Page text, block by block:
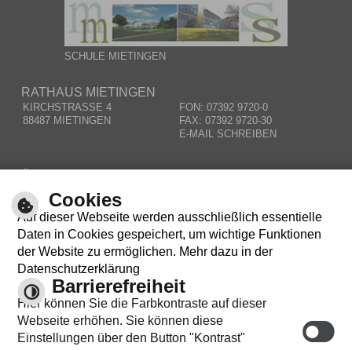
SCHULE MIETINGEN
RATHAUS MIETINGEN
KIRCHSTRASSE 4
FON: 07392 9720-0
88487 MIETINGEN
FAX: 07392 9720-30
E-MAIL SCHREIBEN
MO – DO:
MI:
RESPONSIVE WEB
Cookies
Auf dieser Webseite werden ausschließlich essentielle
Daten in Cookies gespeichert, um wichtige Funktionen
der Website zu ermöglichen. Mehr dazu in der
Datenschutzerklärung
Barrierefreiheit
Hier können Sie die Farbkontraste auf dieser
Webseite erhöhen. Sie können diese
Einstellungen über den Button "Kontrast"